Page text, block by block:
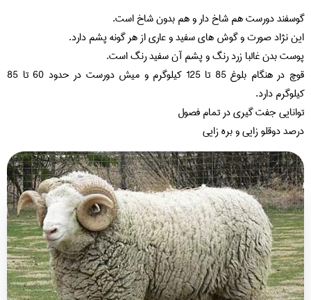
دورست هم شاخ دار و هم بدون شاخ است.
نژاد صورت و گوش های سفید و عاری از هر گونه پشم دارد.
بدن غالبا زرد رنگ و پشم آن سفید رنگ است.
قوچ در هنگام بلوغ 85 تا 125 کیلوگرم و میش دورست در حدود 60 تا 85
دارد.
جفت گیری در تمام فصول
دوقلو زایی و بره زایی